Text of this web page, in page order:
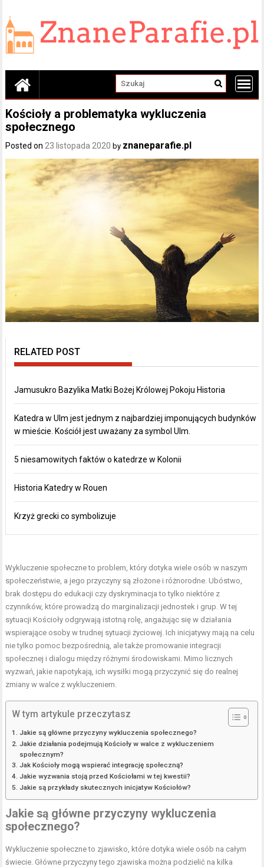
content
Kościoły a problematyka wykluczenia
społecznego
Posted on 23 listopada 2020 by znaneparafie.pl
RELATED POST
Jamusukro Bazylika Matki Bożej Królowej Pokoju Historia
Katedra w Ulm jest jednym z najbardziej imponujących budynków
w mieście. Kościół jest uważany za symbol Ulm.
5 niesamowitych faktów o katedrze w Kolonii
Historia Katedry w Rouen
Krzyż grecki co symbolizuje
Wykluczenie społeczne to problem, który dotyka wiele osób w naszym
społeczeństwie, a jego przyczyny są złożone i różnorodne. Ubóstwo,
brak dostępu do edukacji czy dyskryminacja to tylko niektóre z
czynników, które prowadzą do marginalizacji jednostek i grup. W tej
sytuacji Kościoły odgrywają istotną rolę, angażując się w działania
wspierające osoby w trudnej sytuacji życiowej. Ich inicjatywy mają na celu
nie tylko pomoc bezpośrednią, ale także promowanie integracji
społecznej i dialogu między różnymi środowiskami. Mimo licznych
wyzwań, jakie napotykają, ich wysiłki mogą przyczynić się do realnej
zmiany w walce z wykluczeniem.
W tym artykule przeczytasz
Jakie są główne przyczyny wykluczenia społecznego?
Jakie działania podejmują Kościoły w walce z wykluczeniem
społecznym?
Jak Kościoły mogą wspierać integrację społeczną?
Jakie wyzwania stoją przed Kościołami w tej kwestii?
Jakie są przykłady skutecznych inicjatyw Kościołów?
Jakie są główne przyczyny wykluczenia
społecznego?
Wykluczenie społeczne to zjawisko, które dotyka wiele osób na całym
świecie. Główne przyczyny tego zjawiska można podzielić na kilka